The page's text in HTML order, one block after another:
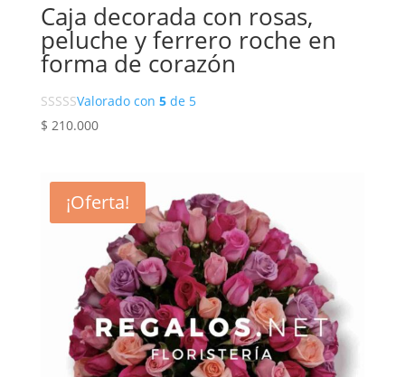
Caja decorada con rosas,
peluche y ferrero roche en
forma de corazón
Valorado con 5de 5
$ 210.000
¡Oferta!